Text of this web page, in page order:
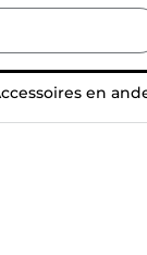
en